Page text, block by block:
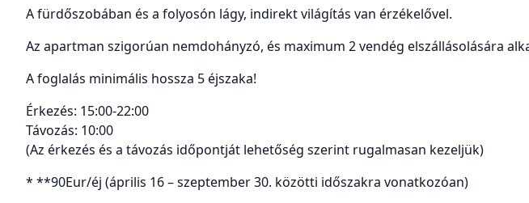
A fürdőszobában és a folyosón lágy, indirekt világítás van érzékelővel.
Az apartman szigorúan nemdohányzó, és maximum 2 vendég elszállásolására
A foglalás minimális hossza 5 éjszaka!
Érkezés: 15:00-22:00
Távozás: 10:00
(Az érkezés és a távozás időpontját lehetőség szerint rugalmasan kezeljük)
* **90Eur/éj (április 16 – szeptember 30. közötti időszakra vonatkozóan)